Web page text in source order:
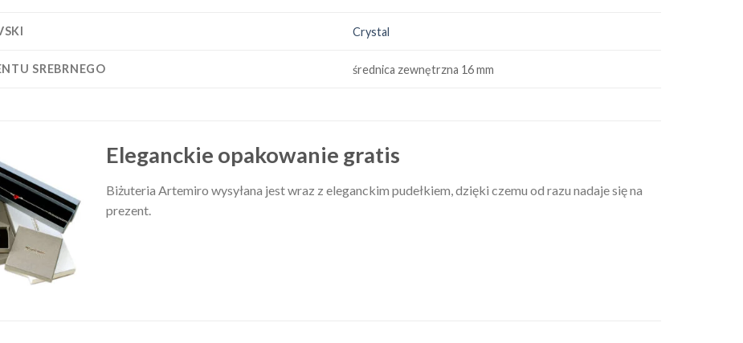
Crystal
SREBRNEGO średnica zewnętrzna 16 mm
Eleganckie opakowanie gratis
Biżuteria Artemiro wysyłana jest wraz z eleganckim pudełkiem, dzięki czemu od razu nadaje się na
prezent.